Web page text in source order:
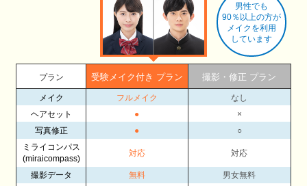
男性でも
90％以上の方が
メイクを利用
しています
プラン 受験メイク付き プラン 撮影・修正 プラン
メイク フルメイク
なし
ヘアセット
●
×
写真修正
●
○
ミライコンパス
(miraicompass)
対応 対応
撮影データ 無料
男女無料